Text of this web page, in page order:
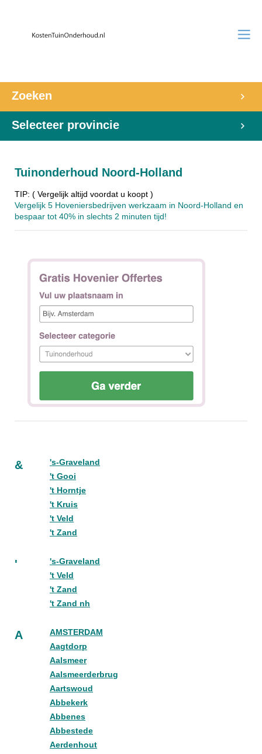
Zoeken
Selecteer provincie
Tuinonderhoud Noord-Holland
TIP: ( Vergelijk altijd voordat u koopt )
Vergelijk 5 Hoveniersbedrijven werkzaam in Noord-Holland en
bespaar tot 40% in slechts 2 minuten tijd!
&
's-Graveland
't Gooi
't Horntje
't Kruis
't Veld
't Zand
'
's-Graveland
't Veld
't Zand
't Zand nh
A
AMSTERDAM
Aagtdorp
Aalsmeer
Aalsmeerderbrug
Aartswoud
Abbekerk
Abbenes
Abbestede
Aerdenhout